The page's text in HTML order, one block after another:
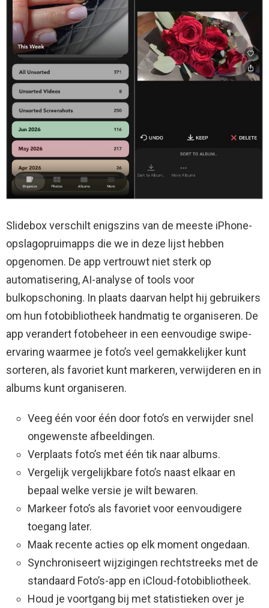
Slidebox verschilt enigszins van de meeste iPhone-
opslagopruimapps die we in deze lijst hebben
opgenomen. De app vertrouwt niet sterk op
automatisering, AI-analyse of tools voor
bulkopschoning. In plaats daarvan helpt hij gebruikers
om hun fotobibliotheek handmatig te organiseren. De
app verandert fotobeheer in een eenvoudige swipe-
ervaring waarmee je foto’s veel gemakkelijker kunt
sorteren, als favoriet kunt markeren, verwijderen en in
albums kunt organiseren.
Veeg één voor één door foto’s en verwijder snel
ongewenste afbeeldingen.
Verplaats foto’s met één tik naar albums.
Vergelijk vergelijkbare foto’s naast elkaar en
bepaal welke versie je wilt bewaren.
Markeer foto’s als favoriet voor eenvoudigere
toegang later.
Maak recente acties op elk moment ongedaan.
Synchroniseert wijzigingen rechtstreeks met de
standaard Foto’s-app en iCloud-fotobibliotheek.
Houd je voortgang bij met statistieken over je